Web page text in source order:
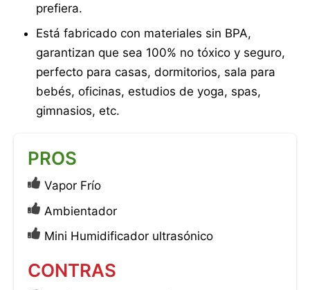
prefiera.
Está fabricado con materiales sin BPA,
garantizan que sea 100% no tóxico y seguro,
perfecto para casas, dormitorios, sala para
bebés, oficinas, estudios de yoga, spas,
gimnasios, etc.
PROS
Vapor Frío
Ambientador
Mini Humidificador ultrasónico
CONTRAS